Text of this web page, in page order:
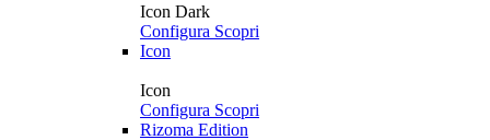
Icon Dark
Configura Scopri
Icon
Icon
Configura Scopri
Rizoma Edition